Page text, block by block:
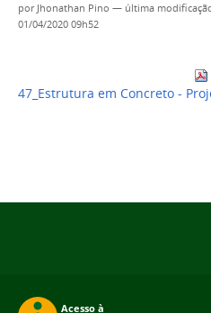
por Jhonathan Pino — última
01/04/2020 09h52
47_Estrutura em Concreto -